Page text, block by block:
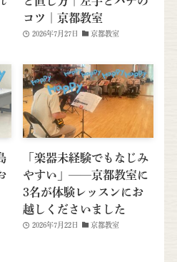
コツ｜京都教室
2026年7月27日 京都教室
「楽器未経験でもなじみ
やすい」──京都教室に
3名が体験レッスンにお
越しくださいました
2026年7月22日 京都教室